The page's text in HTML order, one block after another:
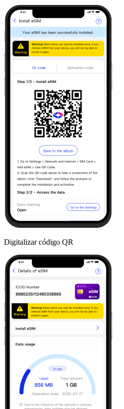
Digitalizar código QR